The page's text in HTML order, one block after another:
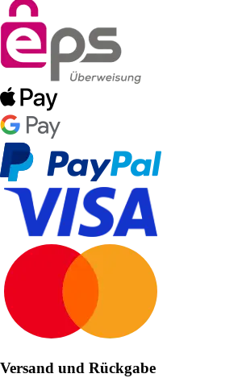
Versand und Rückgabe